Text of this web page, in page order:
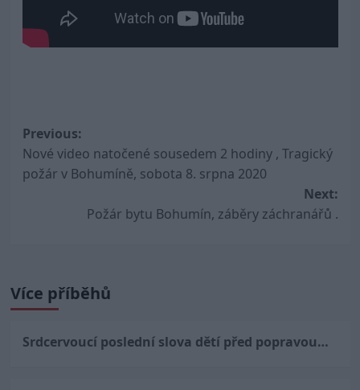
Post
navigation
Previous:
Nové video natočené sousedem 2 hodiny , Tragický
požár v Bohumíně, sobota 8. srpna 2020
Next:
Požár bytu Bohumín, záběry záchranářů .
Více příběhů
Srdcervoucí poslední slova dětí před popravou…